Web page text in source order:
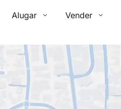
Alugar Vender